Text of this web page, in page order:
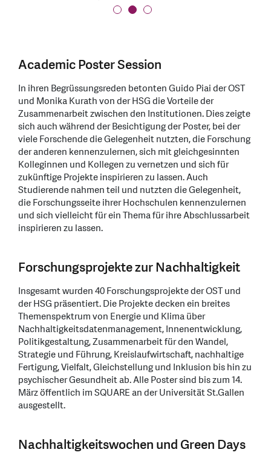
Academic Poster Session
In ihren Begrüssungsreden betonten Guido Piai der OST
und Monika Kurath von der HSG die Vorteile der
Zusammenarbeit zwischen den Institutionen. Dies zeigte
sich auch während der Besichtigung der Poster, bei der
viele Forschende die Gelegenheit nutzten, die Forschung
der anderen kennenzulernen, sich mit gleichgesinnten
Kolleginnen und Kollegen zu vernetzen und sich für
zukünftige Projekte inspirieren zu lassen. Auch
Studierende nahmen teil und nutzten die Gelegenheit,
die Forschungsseite ihrer Hochschulen kennenzulernen
und sich vielleicht für ein Thema für ihre Abschlussarbeit
inspirieren zu lassen.
Forschungsprojekte zur Nachhaltigkeit
Insgesamt wurden 40 Forschungsprojekte der OST und
der HSG präsentiert. Die Projekte decken ein breites
Themenspektrum von Energie und Klima über
Nachhaltigkeitsdatenmanagement, Innenentwicklung,
Politikgestaltung, Zusammenarbeit für den Wandel,
Strategie und Führung, Kreislaufwirtschaft, nachhaltige
Fertigung, Vielfalt, Gleichstellung und Inklusion bis hin zu
psychischer Gesundheit ab. Alle Poster sind bis zum 14.
März öffentlich im SQUARE an der Universität St.Gallen
ausgestellt.
Nachhaltigkeitswochen und Green Days